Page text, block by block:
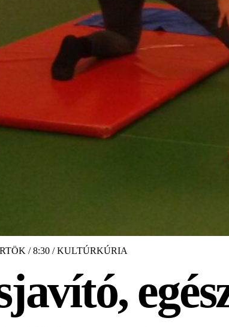
/ 8:30 / KULTÚRKÚRIA